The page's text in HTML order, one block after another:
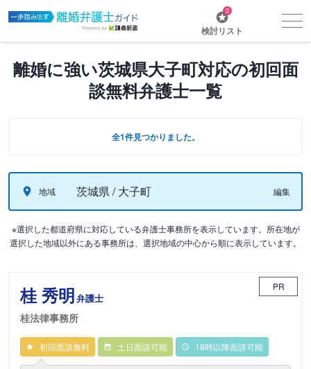
0
検討リスト
離婚に強い茨城県大子町対応の初回面
談無料弁護士一覧
全1件見つかりました。
地域 茨城県 / 大子町 編集
※選択した都道府県に対応している弁護士事務所を表示しています。所在地が
選択した地域以外にある事務所は、選択地域の中心から順に表示しています。
桂 秀明弁護士
桂法律事務所
PR
初回面談無料 土日面談可能 18時以降面談可能